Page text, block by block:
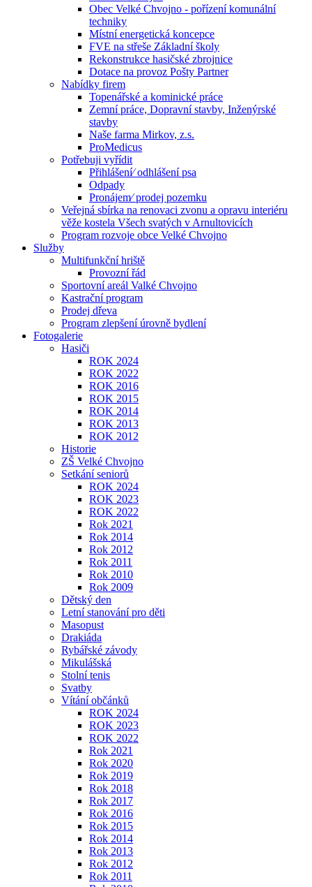
Obec Velké Chvojno - pořízení komunální
techniky
Místní energetická koncepce
FVE na střeše Základní školy
Rekonstrukce hasičské zbrojnice
Dotace na provoz Pošty Partner
Nabídky firem
Topenářské a kominické práce
Zemní práce, Dopravní stavby, Inženýrské
stavby
Naše farma Mirkov, z.s.
ProMedicus
Potřebuji vyřídit
Přihlášení⁄ odhlášení psa
Odpady
Pronájem⁄ prodej pozemku
Veřejná sbírka na renovaci zvonu a opravu interiéru
věže kostela Všech svatých v Arnultovicích
Program rozvoje obce Velké Chvojno
Služby
Multifunkční hriště
Provozní řád
Sportovní areál Valké Chvojno
Kastrační program
Prodej dřeva
Program zlepšení úrovně bydlení
Fotogalerie
Hasiči
ROK 2024
ROK 2022
ROK 2016
ROK 2015
ROK 2014
ROK 2013
ROK 2012
Historie
ZŠ Velké Chvojno
Setkání seniorů
ROK 2024
ROK 2023
ROK 2022
Rok 2021
Rok 2014
Rok 2012
Rok 2011
Rok 2010
Rok 2009
Dětský den
Letní stanování pro děti
Masopust
Drakiáda
Rybářské závody
Mikulášská
Stolní tenis
Svatby
Vítání občánků
ROK 2024
ROK 2023
ROK 2022
Rok 2021
Rok 2020
Rok 2019
Rok 2018
Rok 2017
Rok 2016
Rok 2015
Rok 2014
Rok 2013
Rok 2012
Rok 2011